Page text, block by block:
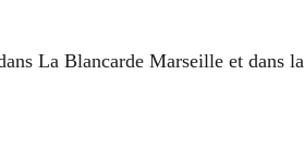
La Blancarde Marseille et dans la